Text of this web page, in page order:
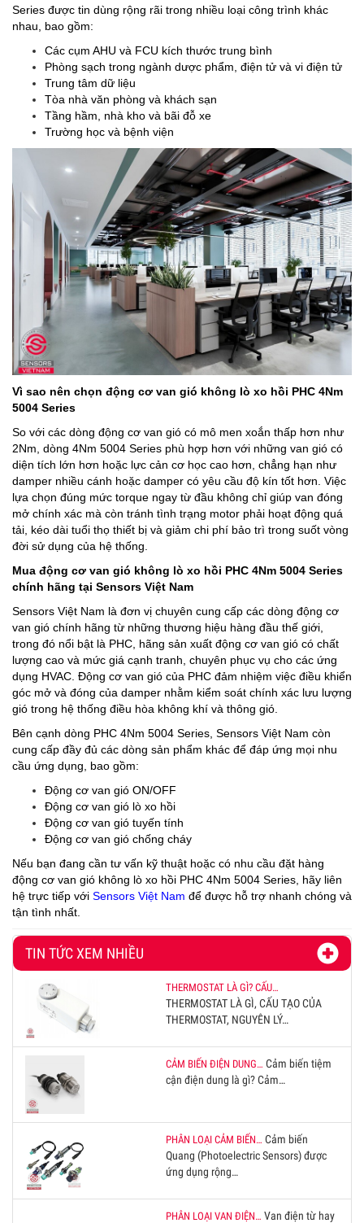
Series được tin dùng rộng rãi trong nhiều loại công trình khác
nhau, bao gồm:
Các cụm AHU và FCU kích thước trung bình
Phòng sạch trong ngành dược phẩm, điện tử và vi điện tử
Trung tâm dữ liệu
Tòa nhà văn phòng và khách sạn
Tầng hầm, nhà kho và bãi đỗ xe
Trường học và bệnh viện
Vì sao nên chọn động cơ van gió không lò xo hồi PHC 4Nm
5004 Series
So với các dòng động cơ van gió có mô men xoắn thấp hơn như
2Nm, dòng 4Nm 5004 Series phù hợp hơn với những van gió có
diện tích lớn hơn hoặc lực cản cơ học cao hơn, chẳng hạn như
damper nhiều cánh hoặc damper có yêu cầu độ kín tốt hơn. Việc
lựa chọn đúng mức torque ngay từ đầu không chỉ giúp van đóng
mở chính xác mà còn tránh tình trạng motor phải hoạt động quá
tải, kéo dài tuổi thọ thiết bị và giảm chi phí bảo trì trong suốt vòng
đời sử dụng của hệ thống.
Mua động cơ van gió không lò xo hồi PHC 4Nm 5004 Series
chính hãng tại Sensors Việt Nam
Sensors Việt Nam là đơn vị chuyên cung cấp các dòng động cơ
van gió chính hãng từ những thương hiệu hàng đầu thế giới,
trong đó nổi bật là PHC, hãng sản xuất động cơ van gió có chất
lượng cao và mức giá cạnh tranh, chuyên phục vụ cho các ứng
dụng HVAC. Động cơ van gió của PHC đảm nhiệm việc điều khiển
góc mở và đóng của damper nhằm kiểm soát chính xác lưu lượng
gió trong hệ thống điều hòa không khí và thông gió.
Bên cạnh dòng PHC 4Nm 5004 Series, Sensors Việt Nam còn
cung cấp đầy đủ các dòng sản phẩm khác để đáp ứng mọi nhu
cầu ứng dụng, bao gồm:
Động cơ van gió ON/OFF
Động cơ van gió lò xo hồi
Động cơ van gió tuyến tính
Động cơ van gió chống cháy
Nếu bạn đang cần tư vấn kỹ thuật hoặc có nhu cầu đặt hàng
động cơ van gió không lò xo hồi PHC 4Nm 5004 Series, hãy liên
hệ trực tiếp với Sensors Việt Nam để được hỗ trợ nhanh chóng và
tận tình nhất.
TIN TỨC XEM NHIỀU
THERMOSTAT LÀ GÌ? CẤU…
THERMOSTAT LÀ GÌ, CẤU TẠO CỦA
THERMOSTAT, NGUYÊN LÝ…
CẢM BIẾN ĐIỆN DUNG… Cảm biến tiệm
cận điện dung là gì? Cảm…
PHÂN LOẠI CẢM BIẾN… Cảm biến
Quang (Photoelectric Sensors) được
ứng dụng rộng…
PHÂN LOẠI VAN ĐIỆN… Van điện từ hay